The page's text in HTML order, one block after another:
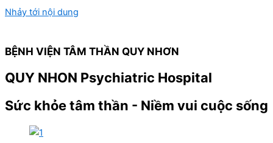
Nhảy tới nội dung
BỆNH VIỆN TÂM THẦN QUY NHƠN
QUY NHON Psychiatric Hospital
Sức khỏe tâm thần - Niềm vui cuộc sống